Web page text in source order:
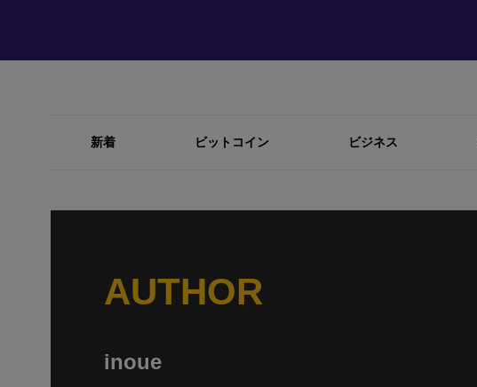
新着 ビットコイン ビジネス
AUTHOR
inoue